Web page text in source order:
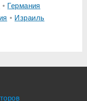
Германия
Израиль